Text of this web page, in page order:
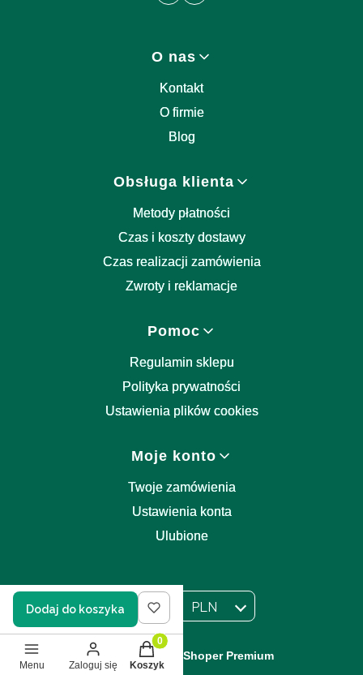
O nas
Kontakt
O firmie
Blog
Obsługa klienta
Metody płatności
Czas i koszty dostawy
Czas realizacji zamówienia
Zwroty i reklamacje
Pomoc
Regulamin sklepu
Polityka prywatności
Ustawienia plików cookies
Moje konto
Twoje zamówienia
Ustawienia konta
Ulubione
Wybrany język:
PL
polski Wybrana waluta:
PLN
Sklep internetowy Shoper Premium
Dodaj do koszyka
Menu Zaloguj się
Produkty w koszyku: 0. Zobacz
Koszyk